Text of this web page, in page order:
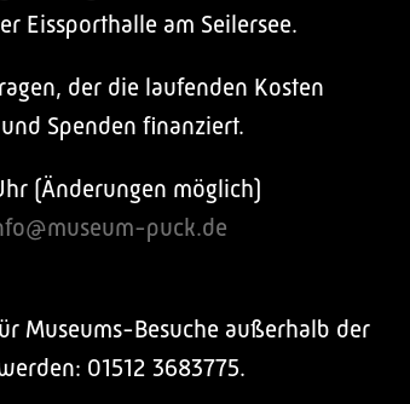
Eissporthalle am Seilersee.
der die laufenden Kosten
Spenden finanziert.
(Änderungen möglich)
puck.de
Museums-Besuche außerhalb der
01512 3683775.